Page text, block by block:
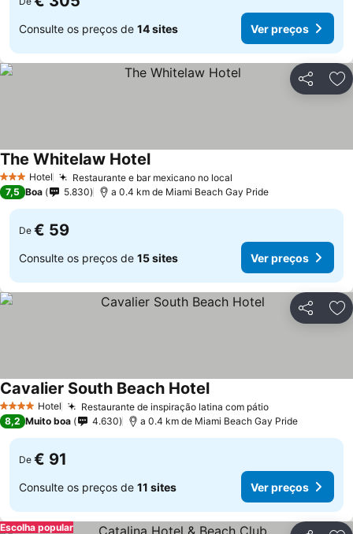
Consulte os preços de 14 sites Ver preços
Partilhar
3 EstrelasHotel Restaurante e bar mexicano no local
The Whitelaw HotelVer preços
7,5 Boa 5.830 a 0.4 km de Miami Beach Gay Pride
De € 59
Consulte os preços de 15 sites Ver preços
Partilhar
4 EstrelasHotel Restaurante de inspiração latina com pátioVer preços
Cavalier South Beach HotelVer preços
8,2 Muito boa 4.630 a 0.4 km de Miami Beach Gay Pride
De € 91
Consulte os preços de 11 sites Ver preços
Escolha popular